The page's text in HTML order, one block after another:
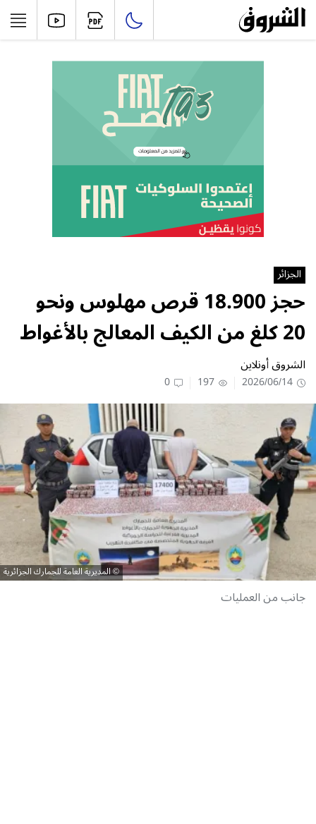
الجزائر
حجز 18.900 قرص مهلوس ونحو
20 كلغ من الكيف المعالج بالأغواط
الشروق أونلاين
2026/06/14
197
0
المديرية العامة للجمارك الجزائرية
جانب من العمليات